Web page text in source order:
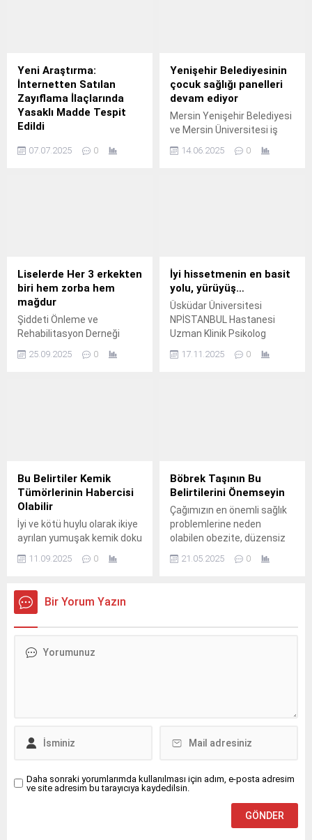
Yeni Araştırma:
İnternetten Satılan
Zayıflama İlaçlarında
Yasaklı Madde Tespit
Edildi
zayıflama ürünlerinin sağlık
07.07.2025 0
Yenişehir Belediyesinin
çocuk sağlığı panelleri
devam ediyor
Mersin Yenişehir Belediyesi
ve Mersin Üniversitesi iş
Yaş Sağlık Gelişim Planı
14.06.2025 0
Liselerde Her 3 erkekten
biri hem zorba hem
mağdur
Şiddeti Önleme ve
Rehabilitasyon Derneği
Üniversitesi Suç ve Şiddetle
25.09.2025 0
İyi hissetmenin en basit
yolu, yürüyüş…
Üsküdar Üniversitesi
NPİSTANBUL Hastanesi
Uzman Klinik Psikolog
yürüyüşün hem zihinsel
17.11.2025 0
Bu Belirtiler Kemik
Tümörlerinin Habercisi
Olabilir
İyi ve kötü huylu olarak ikiye
ayrılan yumuşak kemik doku
görülse de hayatın her
çıkabiliyor.
11.09.2025 0
Böbrek Taşının Bu
Belirtilerini Önemseyin
Çağımızın en önemli sağlık
problemlerine neden
olabilen obezite, düzensiz
yaşam, böbrek taşı
21.05.2025 0
Bir Yorum Yazın
Daha sonraki yorumlarımda kullanılması için adım, e-posta adresim
ve site adresim bu tarayıcıya kaydedilsin.